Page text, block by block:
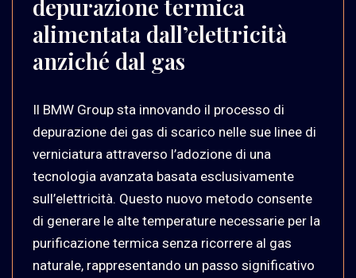
depurazione termica
alimentata dall’elettricità
anziché dal gas
Il BMW Group sta innovando il processo di
depurazione dei gas di scarico nelle sue linee di
verniciatura attraverso l’adozione di una
tecnologia avanzata basata esclusivamente
sull’elettricità. Questo nuovo metodo consente
di generare le alte temperature necessarie per la
purificazione termica senza ricorrere al gas
naturale, rappresentando un passo significativo